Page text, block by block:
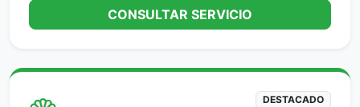
CONSULTAR SERVICIO
DESTACADO